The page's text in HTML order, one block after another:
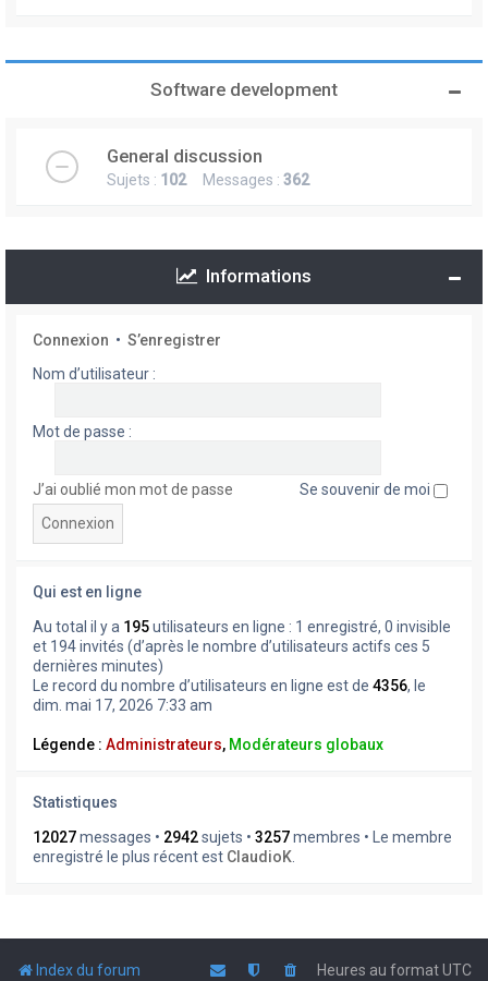
Software development
General discussion
Sujets : 102Messages : 362
Informations
Connexion • S’enregistrer
Nom d’utilisateur :
Mot de passe :
J’ai oublié mon mot de passe Se souvenir de moi
Qui est en ligne
Au total il y a 195utilisateurs en ligne : 1 enregistré, 0 invisible
et 194 invités (d’après le nombre d’utilisateurs actifs ces 5
dernières minutes)
Le record du nombre d’utilisateurs en ligne est de 4356, le
dim. mai 17, 2026 7:33 am
Légende : Administrateurs, Modérateurs globaux
Statistiques
12027messages • 2942sujets • 3257membres • Le membre
enregistré le plus récent est ClaudioK
Index du forum Heures au formatUTC